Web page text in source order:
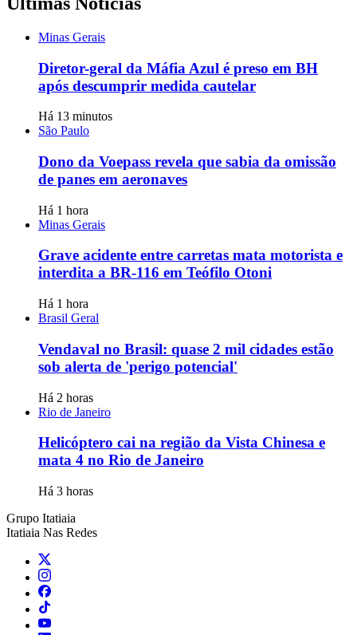
Minas Gerais
Diretor-geral da Máfia Azul é preso em BH
após descumprir medida cautelar
Há 13 minutos
São Paulo
Dono da Voepass revela que sabia da omissão
de panes em aeronaves
Há 1 hora
Minas Gerais
Grave acidente entre carretas mata motorista e
interdita a BR-116 em Teófilo Otoni
Há 1 hora
Brasil Geral
Vendaval no Brasil: quase 2 mil cidades estão
sob alerta de 'perigo potencial'
Há 2 horas
Rio de Janeiro
Helicóptero cai na região da Vista Chinesa e
mata 4 no Rio de Janeiro
Há 3 horas
Grupo Itatiaia
Itatiaia Nas Redes